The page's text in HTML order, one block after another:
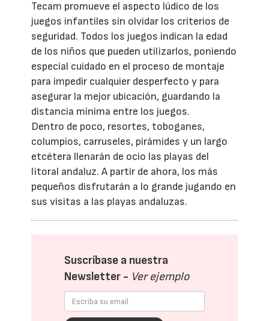
Tecam promueve el aspecto lúdico de los
juegos infantiles sin olvidar los criterios de
seguridad. Todos los juegos indican la edad
de los niños que pueden utilizarlos, poniendo
especial cuidado en el proceso de montaje
para impedir cualquier desperfecto y para
asegurar la mejor ubicación, guardando la
distancia mínima entre los juegos.
Dentro de poco, resortes, toboganes,
columpios, carruseles, pirámides y un largo
etcétera llenarán de ocio las playas del
litoral andaluz. A partir de ahora, los más
pequeños disfrutarán a lo grande jugando en
sus visitas a las playas andaluzas.
Suscríbase a nuestra
Newsletter - Ver ejemplo